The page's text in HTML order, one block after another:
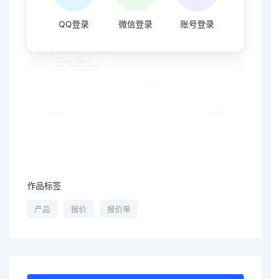
QQ登录 微信登录 账号登录
作品标签
产品 报价 报价单